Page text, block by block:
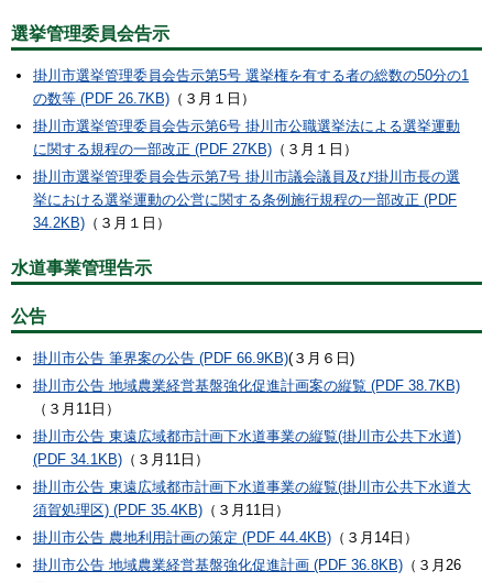
選挙管理委員会告示
掛川市選挙管理委員会告示第5号 選挙権を有する者の総数の50分の1
の数等 (PDF 26.7KB) （３月１日）
掛川市選挙管理委員会告示第6号 掛川市公職選挙法による選挙運動
に関する規程の一部改正 (PDF 27KB) （３月１日）
掛川市選挙管理委員会告示第7号 掛川市議会議員及び掛川市長の選
挙における選挙運動の公営に関する条例施行規程の一部改正 (PDF
34.2KB) （３月１日）
水道事業管理告示
公告
掛川市公告 筆界案の公告 (PDF 66.9KB)(３月６日)
掛川市公告 地域農業経営基盤強化促進計画案の縦覧 (PDF 38.7KB)
（３月11日）
掛川市公告 東遠広域都市計画下水道事業の縦覧(掛川市公共下水道)
(PDF 34.1KB) （３月11日）
掛川市公告 東遠広域都市計画下水道事業の縦覧(掛川市公共下水道大
須賀処理区) (PDF 35.4KB) （３月11日）
掛川市公告 農地利用計画の策定 (PDF 44.4KB) （３月14日）
掛川市公告 地域農業経営基盤強化促進計画 (PDF 36.8KB) （３月26